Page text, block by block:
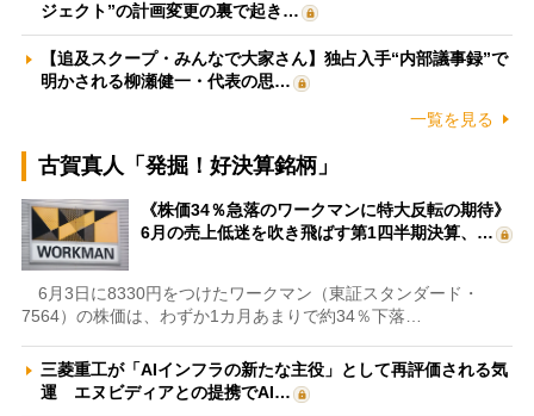
ジェクト”の計画変更の裏で起き…
【追及スクープ・みんなで大家さん】独占入手“内部議事録”で
明かされる柳瀬健一・代表の思…
一覧を見る
古賀真人「発掘！好決算銘柄」
《株価34％急落のワークマンに特大反転の期待》
6月の売上低迷を吹き飛ばす第1四半期決算、…
6月3日に8330円をつけたワークマン（東証スタンダード・
7564）の株価は、わずか1カ月あまりで約34％下落…
三菱重工が「AIインフラの新たな主役」として再評価される気
運 エヌビディアとの提携でAI…